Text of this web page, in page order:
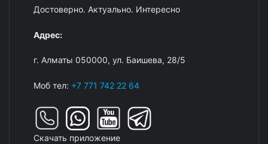
Достоверно. Актуально. Интересно
Адрес:
г. Алматы 050000, ул. Баишева, 28/5
Моб тел: +7 771 742 22 64
Скачать приложение